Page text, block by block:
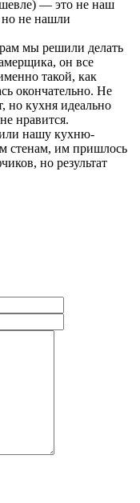
— это не наш
не нашли
мы решили делать
он все
такой, как
окончательно. Не
но кухня идеально
нравится.
нашу кухню-
стенам, им пришлось
но результат